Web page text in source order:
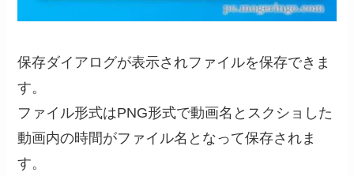
保存ダイアログが表示されファイルを保存できま
す。
ファイル形式はPNG形式で動画名とスクショした
動画内の時間がファイル名となって保存されま
す。